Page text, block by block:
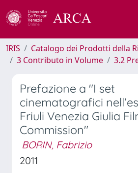
IRIS
Catalogo dei Prodotti della
3 Contributo in Volume
3.2
Prefazione a "I set
cinematografici
Friuli Venezia Giulia
Commission"
BORIN, Fabrizio
2011